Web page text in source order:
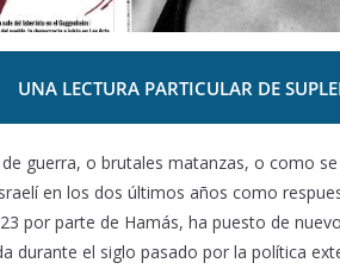
UNA LECTURA PARTICULAR DE
guerra, o brutales matanzas, o como
en los dos últimos años como
por parte de Hamás, ha puesto de
durante el siglo pasado por la política